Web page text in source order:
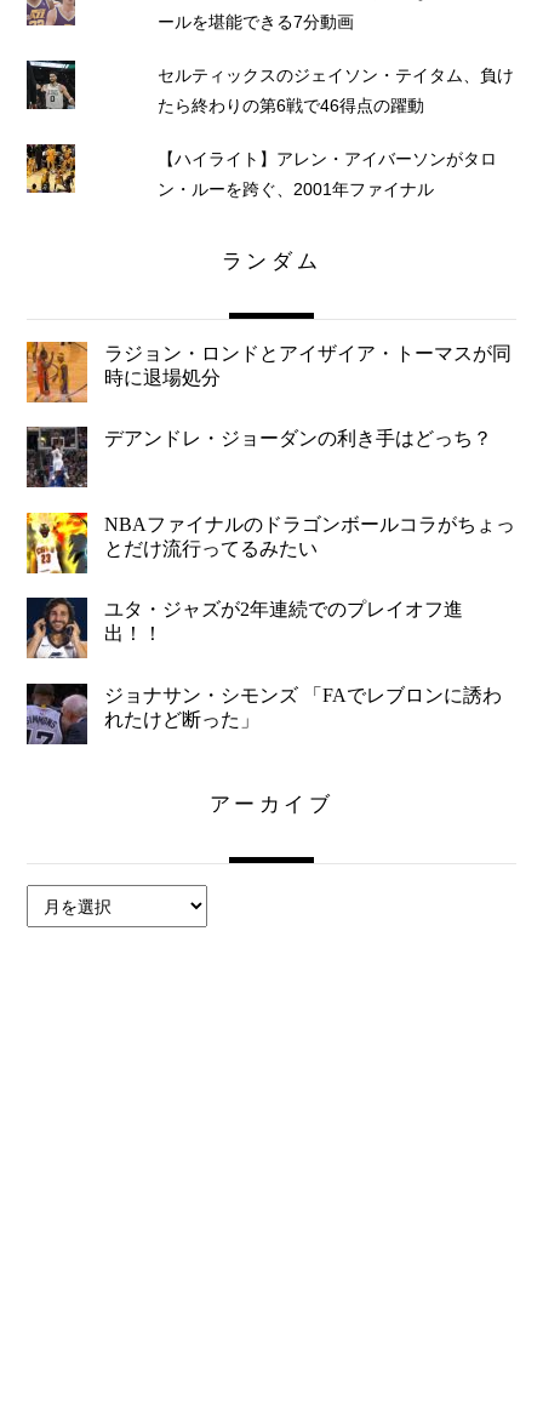
ールを堪能できる7分動画
セルティックスのジェイソン・テイタム、負け
たら終わりの第6戦で46得点の躍動
【ハイライト】アレン・アイバーソンがタロ
ン・ルーを跨ぐ、2001年ファイナル
ランダム
ラジョン・ロンドとアイザイア・トーマスが同
時に退場処分
デアンドレ・ジョーダンの利き手はどっち？
NBAファイナルのドラゴンボールコラがちょっ
とだけ流行ってるみたい
ユタ・ジャズが2年連続でのプレイオフ進
出！！
ジョナサン・シモンズ 「FAでレブロンに誘わ
れたけど断った」
アーカイブ
ー